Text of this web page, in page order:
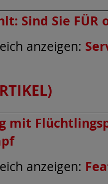
Sind Sie FÜR
anzeigen:
mit
anzeigen: